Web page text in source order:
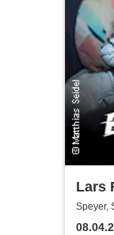
Lars
Speyer,